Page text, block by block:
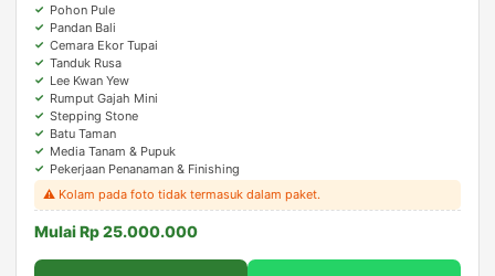
Pohon Pule
Pandan Bali
Cemara Ekor Tupai
Tanduk Rusa
Lee Kwan Yew
Rumput Gajah Mini
Stepping Stone
Batu Taman
Media Tanam & Pupuk
Pekerjaan Penanaman & Finishing
⚠️ Kolam pada foto tidak termasuk dalam paket.
Mulai Rp 25.000.000